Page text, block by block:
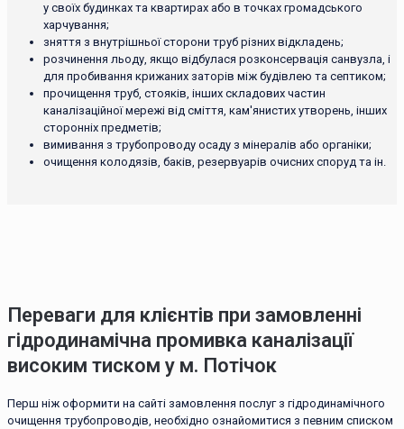
у своїх будинках та квартирах або в точках громадського
харчування;
зняття з внутрішньої сторони труб різних відкладень;
розчинення льоду, якщо відбулася розконсервація санвузла, і
для пробивання крижаних заторів між будівлею та септиком;
прочищення труб, стояків, інших складових частин
каналізаційної мережі від сміття, кам'янистих утворень, інших
сторонніх предметів;
вимивання з трубопроводу осаду з мінералів або органіки;
очищення колодязів, баків, резервуарів очисних споруд та ін.
Переваги для клієнтів при замовленні
гідродинамічна промивка каналізації
високим тиском у м. Потічок
Перш ніж оформити на сайті замовлення послуг з гідродинамічного
очищення трубопроводів, необхідно ознайомитися з певним списком